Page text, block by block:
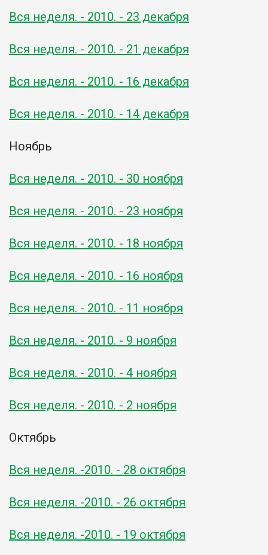
Вся неделя. - 2010. - 23 декабря
Вся неделя. - 2010. - 21 декабря
Вся неделя. - 2010. - 16 декабря
Вся неделя. - 2010. - 14 декабря
Ноябрь
Вся неделя. - 2010. - 30 ноября
Вся неделя. - 2010. - 23 ноября
Вся неделя. - 2010. - 18 ноября
Вся неделя. - 2010. - 16 ноября
Вся неделя. - 2010. - 11 ноября
Вся неделя. - 2010. - 9 ноября
Вся неделя. - 2010. - 4 ноября
Вся неделя. - 2010. - 2 ноября
Октябрь
Вся неделя. -2010. - 28 октября
Вся неделя. -2010. - 26 октября
Вся неделя. -2010. - 19 октября